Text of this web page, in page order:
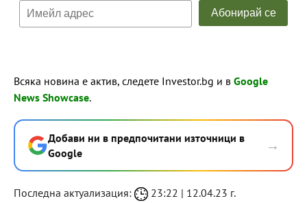
Всяка новина е актив, следете Investor.bg и в Google
News Showcase.
Добави ни в предпочитани източници в
Google
→
Последна актуализация: 23:22 | 12.04.23 г.